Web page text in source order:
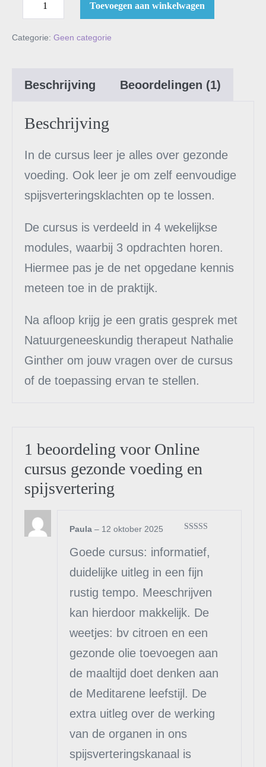
Toevoegen aan winkelwagen
Categorie: Geen categorie
Beschrijving Beoordelingen (1)
Beschrijving
In de cursus leer je alles over gezonde
voeding. Ook leer je om zelf eenvoudige
spijsverteringsklachten op te lossen.
De cursus is verdeeld in 4 wekelijkse
modules, waarbij 3 opdrachten horen.
Hiermee pas je de net opgedane kennis
meteen toe in de praktijk.
Na afloop krijg je een gratis gesprek met
Natuurgeneeskundig therapeut Nathalie
Ginther om jouw vragen over de cursus
of de toepassing ervan te stellen.
1 beoordeling voor Online
cursus gezonde voeding en
spijsvertering
uit 5
Paula – 12 oktober 2025
Goede cursus: informatief,
duidelijke uitleg in een fijn
rustig tempo. Meeschrijven
kan hierdoor makkelijk. De
weetjes: bv citroen en een
gezonde olie toevoegen aan
de maaltijd doet denken aan
de Meditarene leefstijl. De
extra uitleg over de werking
van de organen in ons
spijsverteringskanaal is